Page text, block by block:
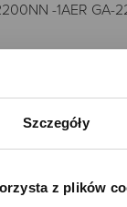
Szczegóły
z plików
-1AER GA-
Grupy Zibi